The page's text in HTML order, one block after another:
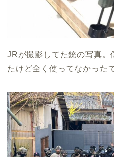
JRが撮影してた銃の写真。
たけど全く使ってなかった